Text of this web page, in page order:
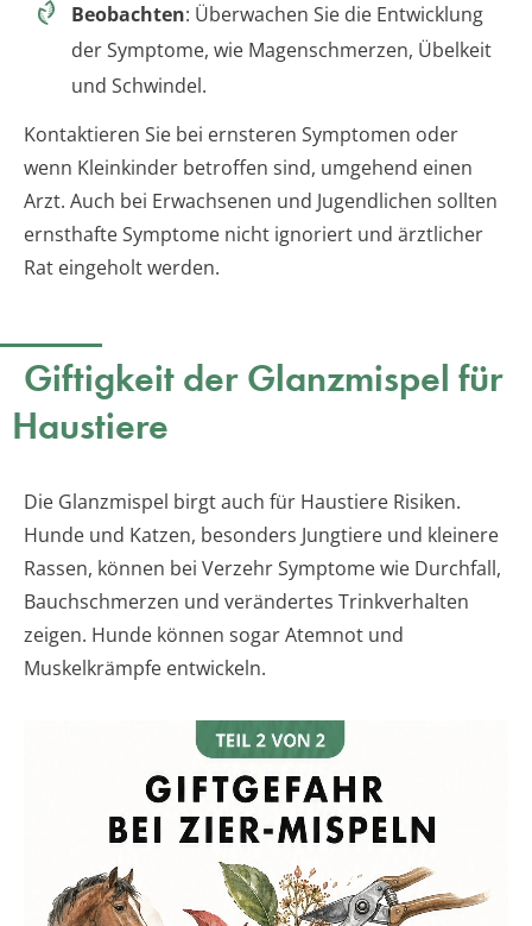
Beobachten: Überwachen Sie die Entwicklung
der Symptome, wie Magenschmerzen, Übelkeit
und Schwindel.
Kontaktieren Sie bei ernsteren Symptomen oder
wenn Kleinkinder betroffen sind, umgehend einen
Arzt. Auch bei Erwachsenen und Jugendlichen sollten
ernsthafte Symptome nicht ignoriert und ärztlicher
Rat eingeholt werden.
Giftigkeit der Glanzmispel für
Haustiere
Die Glanzmispel birgt auch für Haustiere Risiken.
Hunde und Katzen, besonders Jungtiere und kleinere
Rassen, können bei Verzehr Symptome wie Durchfall,
Bauchschmerzen und verändertes Trinkverhalten
zeigen. Hunde können sogar Atemnot und
Muskelkrämpfe entwickeln.